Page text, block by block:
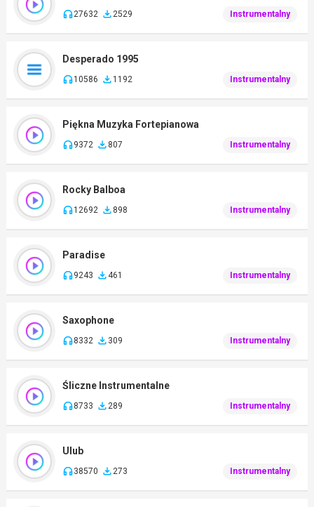
27632 2529 Instrumentalny
Desperado 1995
10586 1192 Instrumentalny
Piękna Muzyka Fortepianowa
9372 807 Instrumentalny
Rocky Balboa
12692 898 Instrumentalny
Paradise
9243 461 Instrumentalny
Saxophone
8332 309 Instrumentalny
Śliczne Instrumentalne
8733 289 Instrumentalny
Ulub
38570 273 Instrumentalny